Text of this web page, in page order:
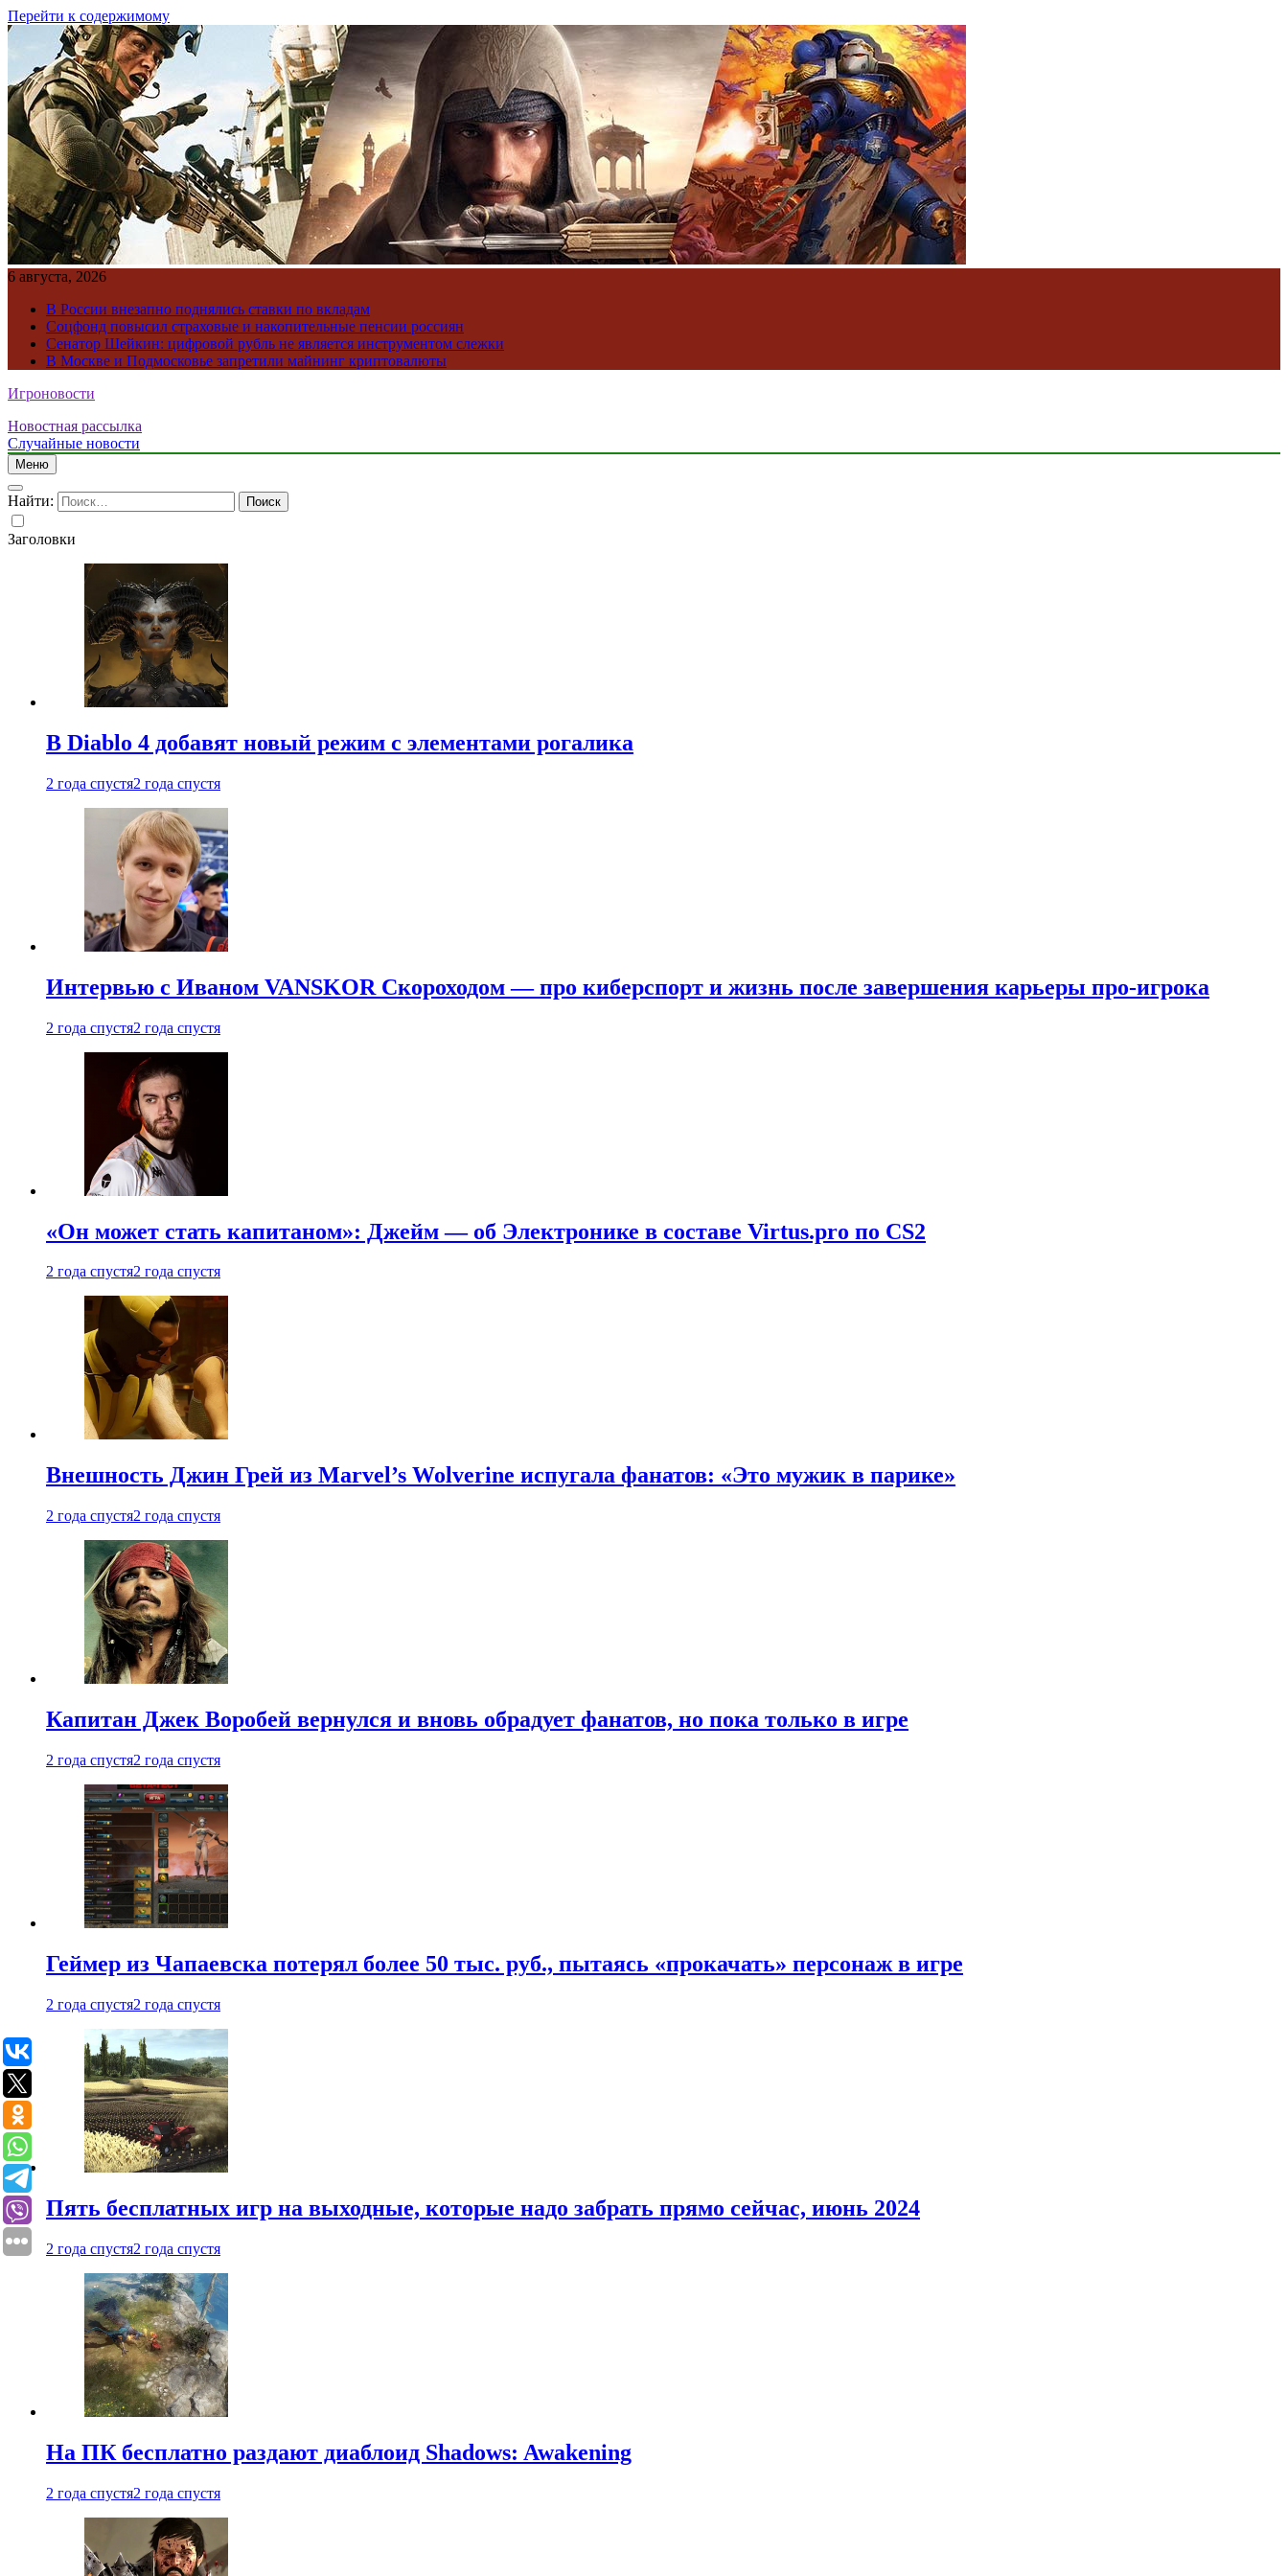
Перейти к содержимому
6 августа, 2026
В России внезапно поднялись ставки по вкладам
Соцфонд повысил страховые и накопительные пенсии россиян
Сенатор Шейкин: цифровой рубль не является инструментом слежки
В Москве и Подмосковье запретили майнинг криптовалюты
Игроновости
Новостная рассылка
Случайные новости
Меню
Найти:
Заголовки
В Diablo 4 добавят новый режим с элементами рогалика
2 года спустя2 года спустя
Интервью с Иваном VANSKOR Скороходом — про киберспорт и жизнь после завершения карьеры про-игрока
2 года спустя2 года спустя
«Он может стать капитаном»: Джейм — об Электронике в составе Virtus.pro по CS2
2 года спустя2 года спустя
Внешность Джин Грей из Marvel’s Wolverine испугала фанатов: «Это мужик в парике»
2 года спустя2 года спустя
Капитан Джек Воробей вернулся и вновь обрадует фанатов, но пока только в игре
2 года спустя2 года спустя
Геймер из Чапаевска потерял более 50 тыс. руб., пытаясь «прокачать» персонаж в игре
2 года спустя2 года спустя
Пять бесплатных игр на выходные, которые надо забрать прямо сейчас, июнь 2024
2 года спустя2 года спустя
На ПК бесплатно раздают диаблоид Shadows: Awakening
2 года спустя2 года спустя